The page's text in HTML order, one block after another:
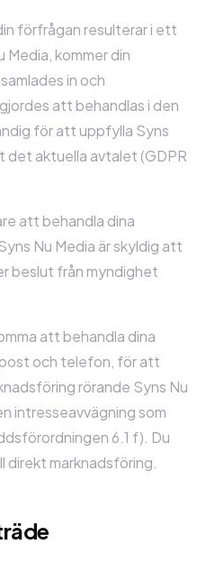
förfrågan resulterar i ett
Media, kommer din
in och
att behandlas i den
för att uppfylla Syns
det aktuella avtalet (GDPR
att behandla dina
Nu Media är skyldig att
beslut från myndighet
att behandla dina
och telefon, för att
rörande Syns Nu
intresseavvägning som
6.1 f). Du
marknadsföring.